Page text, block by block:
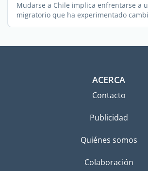
Mudarse a Chile implica enfrentarse a
migratorio que ha experimentado
en los ...
ACERCA
Contacto
Publicidad
Quiénes somos
Colaboración